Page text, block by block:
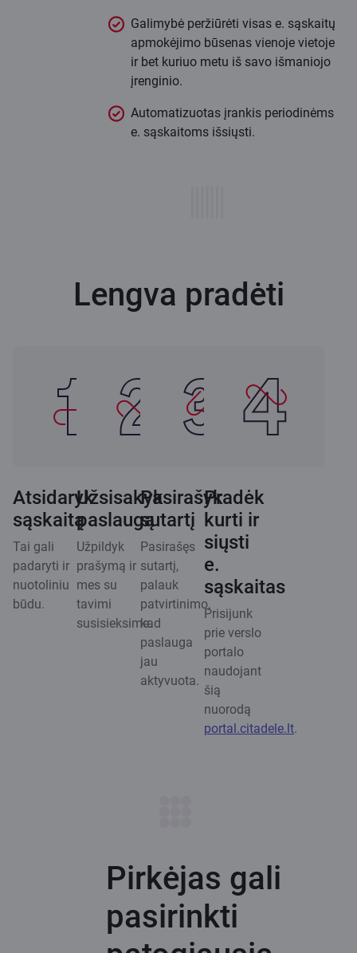
Galimybė peržiūrėti visas e. sąskaitų
apmokėjimo būsenas vienoje vietoje
ir bet kuriuo metu iš savo išmaniojo
įrenginio.
Automatizuotas įrankis periodinėms
e. sąskaitoms išsiųsti.
Lengva pradėti
Atsidaryk
sąskaitą
Tai gali
padaryti ir
nuotoliniu
būdu.
Užsisakyk
paslaugą
Užpildyk
prašymą ir
mes su
tavimi
susisieksime.
Pasirašyk
sutartį
Pasirašęs
sutartį,
palauk
patvirtinimo,
kad
paslauga
jau
aktyvuota.
Pradėk
kurti ir
siųsti
e.
sąskaitas
Prisijunk
prie verslo
portalo
naudojant
šią
nuorodą
portal.citadele.lt.
Pirkėjas gali
pasirinkti